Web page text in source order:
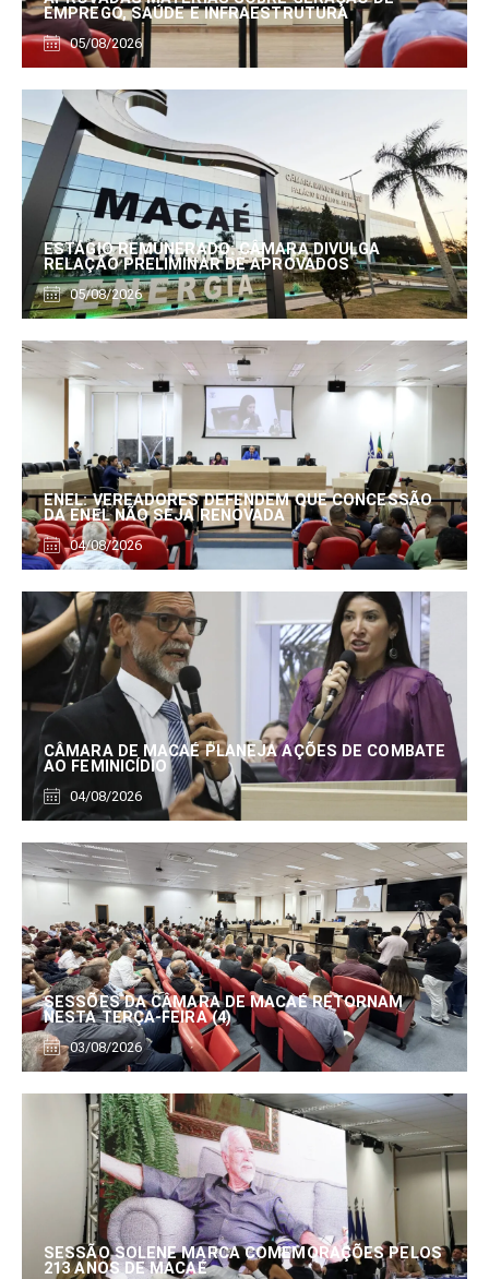
EMPREGO, SAÚDE E INFRAESTRUTURA
05/08/2026
ESTÁGIO REMUNERADO: CÂMARA DIVULGA
RELAÇÃO PRELIMINAR DE APROVADOS
05/08/2026
ENEL: VEREADORES DEFENDEM QUE CONCESSÃO
DA ENEL NÃO SEJA RENOVADA
04/08/2026
CÂMARA DE MACAÉ PLANEJA AÇÕES DE COMBATE
AO FEMINICÍDIO
04/08/2026
SESSÕES DA CÂMARA DE MACAÉ RETORNAM
NESTA TERÇA-FEIRA (4)
03/08/2026
SESSÃO SOLENE MARCA COMEMORAÇÕES PELOS
213 ANOS DE MACAÉ